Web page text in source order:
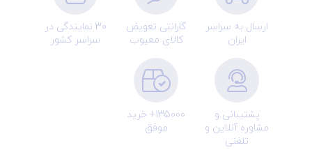
ارسال به سراسر
ایران
گارانتی تعویض
کالای معیوب
30 نمایندگی در
سراسر کشور
پشتیبانی و
مشاوره آنلاین و
تلفنی
135000+ خرید
موفق